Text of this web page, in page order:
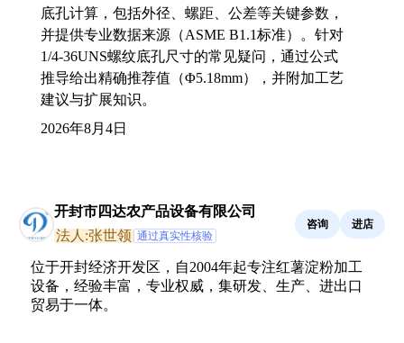
底孔计算，包括外径、螺距、公差等关键参数，
并提供专业数据来源（ASME B1.1标准）。针对
1/4-36UNS螺纹底孔尺寸的常见疑问，通过公式
推导给出精确推荐值（Φ5.18mm），并附加工艺
建议与扩展知识。
2026年8月4日
开封市四达农产品设备有限公司
法人:张世领 通过真实性核验
咨询 进店
位于开封经济开发区，自2004年起专注红薯淀粉加工
设备，经验丰富，专业权威，集研发、生产、进出口
贸易于一体。